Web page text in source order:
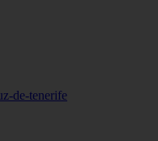
de-tenerife